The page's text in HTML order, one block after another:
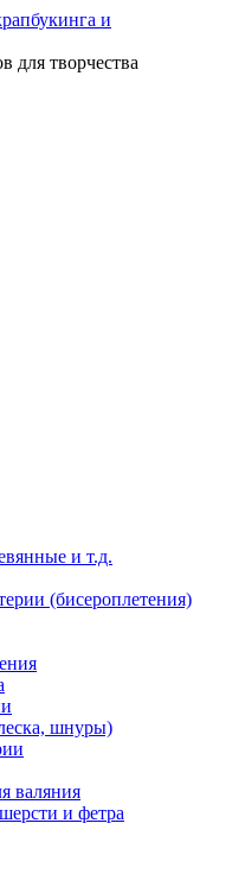
для творчества
и т.д.
(бисероплетения)
шнуры)
валяния
и фетра